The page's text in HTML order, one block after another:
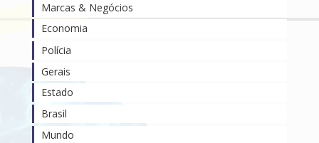
Marcas & Negócios
Economia
Polícia
Gerais
Estado
Brasil
Mundo